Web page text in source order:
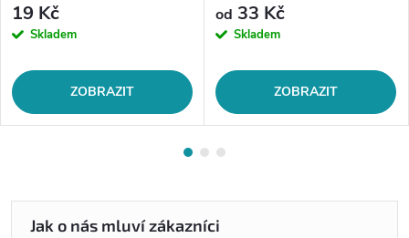
19 Kč
Skladem
ZOBRAZIT
od 33 Kč
Skladem
ZOBRAZIT